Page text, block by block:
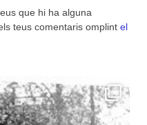
que hi ha alguna
teus comentaris omplint el